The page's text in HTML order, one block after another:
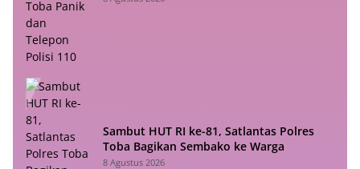
Sambut HUT RI ke-81, Satlantas Polres
Toba Bagikan Sembako ke Warga
8 Agustus 2026